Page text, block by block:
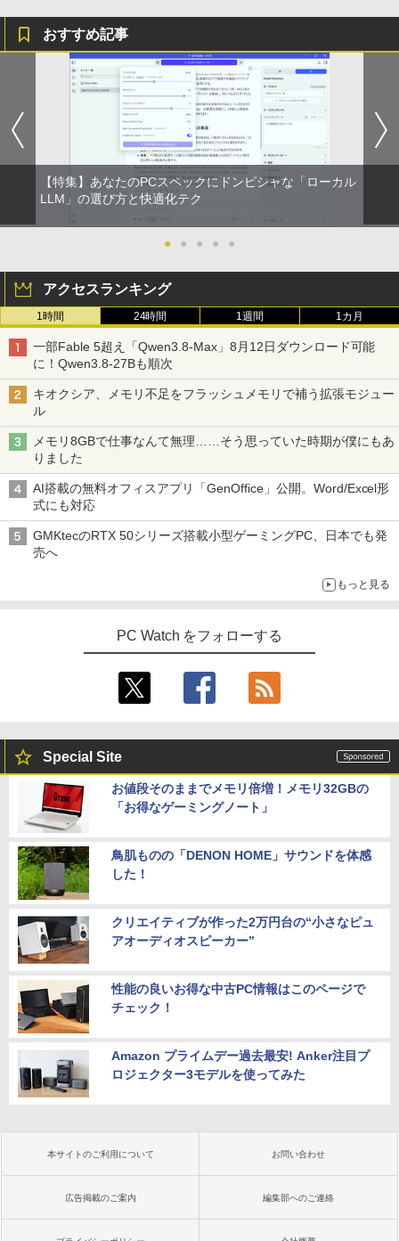
おすすめ記事
【特集】あなたのPCスペックにドンピシャな「ローカル
LLM」の選び方と快適化テク
● ● ● ● ●
アクセスランキング
1時間 24時間 1週間 1カ月
一部Fable 5超え「Qwen3.8-Max」8月12日ダウンロード可能
に！Qwen3.8-27Bも順次
キオクシア、メモリ不足をフラッシュメモリで補う拡張モジュー
ル
メモリ8GBで仕事なんて無理……そう思っていた時期が僕にもあ
りました
AI搭載の無料オフィスアプリ「GenOffice」公開。Word/Excel形
式にも対応
GMKtecのRTX 50シリーズ搭載小型ゲーミングPC、日本でも発
売へ
もっと見る
PC Watch をフォローする
Special Site
お値段そのままでメモリ倍増！メモリ32GBの
「お得なゲーミングノート」
鳥肌ものの「DENON HOME」サウンドを体感
した！
クリエイティブが作った2万円台の“小さなピュ
アオーディオスピーカー”
性能の良いお得な中古PC情報はこのページで
チェック！
Amazon プライムデー過去最安! Anker注目プ
ロジェクター3モデルを使ってみた
本サイトのご利用について お問い合わせ
広告掲載のご案内 編集部へのご連絡